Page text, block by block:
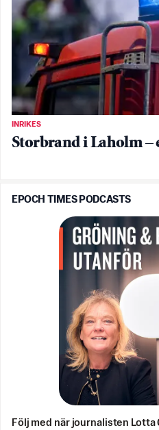
INRIKES
Storbrand i Laholm –
EPOCH TIMES PODCASTS
Följ med när journalisten Lotta